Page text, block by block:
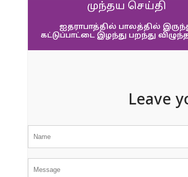
முந்தய செய்தி
ஐதராபாத்தில் பாலத்தில்
கட்டுப்பாட்டை இழந்து பறந்து
Leave